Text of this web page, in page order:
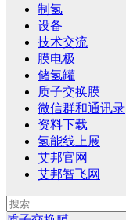
制氢
设备
技术交流
膜电极
储氢罐
质子交换膜
微信群和通讯录
资料下载
氢能线上展
艾邦官网
艾邦智飞网